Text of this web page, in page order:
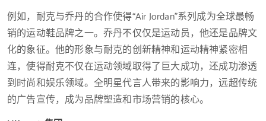
例如，耐克与乔丹的合作使得“Air Jordan”系列成为全球最畅
销的运动鞋品牌之一。乔丹不仅仅是运动员，他还是品牌文
化的象征。他的形象与耐克的创新精神和运动精神紧密相
连，使得耐克不仅在运动领域取得了巨大成功，还成功渗透
到时尚和娱乐领域。全明星代言人带来的影响力，远超传统
的广告宣传，成为品牌塑造和市场营销的核心。